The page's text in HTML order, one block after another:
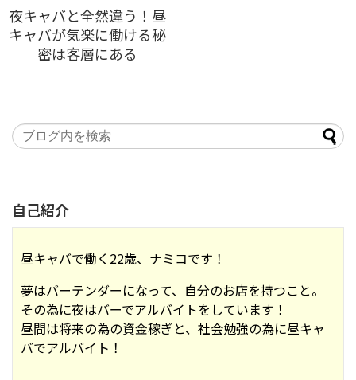
夜キャバと全然違う！昼
キャバが気楽に働ける秘
密は客層にある
自己紹介
昼キャバで働く22歳、ナミコです！
夢はバーテンダーになって、自分のお店を持つこと。
その為に夜はバーでアルバイトをしています！
昼間は将来の為の資金稼ぎと、社会勉強の為に昼キャ
バでアルバイト！